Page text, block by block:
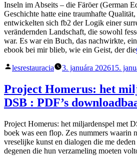
Inseln im Abseits – die Färöer (German
Geschichte hatte eine traumhafte
entwickelten sich fb2 der Logik einer
verändernden Landschaft, die sowohl
war. Es war ein Buch, das nachwirkte,
ebook bei mir blieb, wie ein Geist, der die
Posted
lesrestauracia 3. januára 202615.
Project Homerus: het
DSB : PDF’s
Project Homerus: het miljardenspel met
boek was een flop. Zes nummers waarin
vreselijke kunst en dialogen die me
degenen die hun verzameling moeten